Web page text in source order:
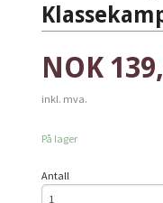
Pris
NOK
inkl. mva.
På lager
Antall